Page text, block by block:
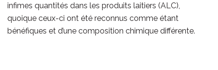
infimes quantités dans les produits laitiers (ALC),
quoique ceux-ci ont été reconnus comme étant
bénéfiques et d’une composition chimique différente.